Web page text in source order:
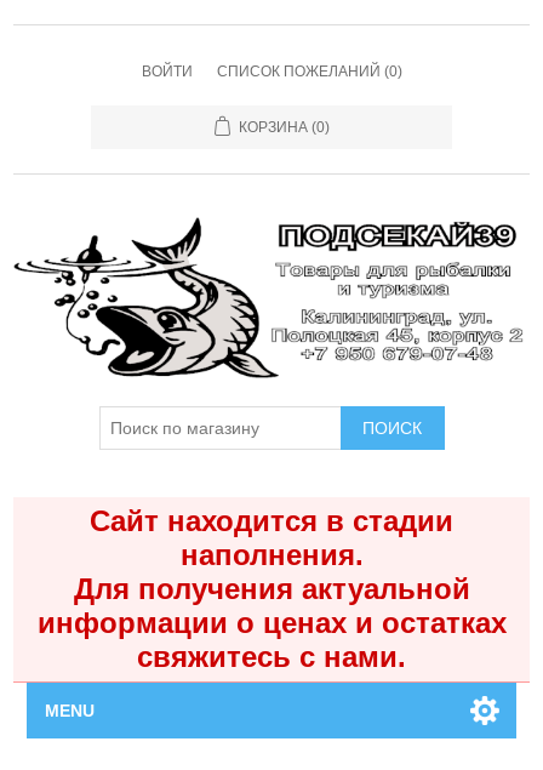
ВОЙТИ СПИСОК ПОЖЕЛАНИЙ (0)
КОРЗИНА (0)
ПОИСК
Сайт находится в стадии
наполнения.
Для получения актуальной
информации о ценах и остатках
свяжитесь с нами.
MENU